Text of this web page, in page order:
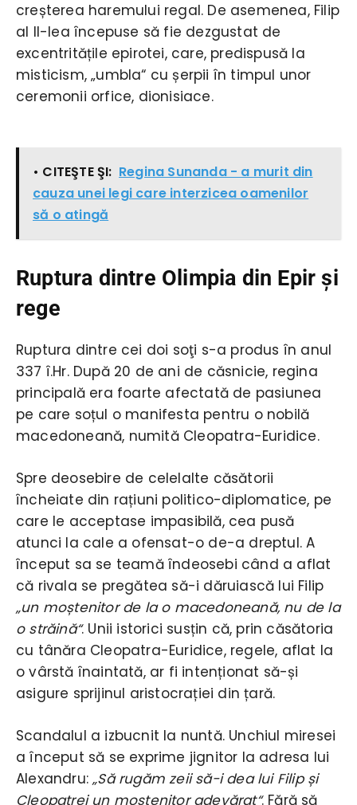
creșterea haremului regal. De asemenea, Filip
al II-lea începuse să fie dezgustat de
excentritățile epirotei, care, predispusă la
misticism, „umbla“ cu șerpii în timpul unor
ceremonii orfice, dionisiace.
• CITEŞTE ŞI: Regina Sunanda - a murit din
cauza unei legi care interzicea oamenilor
să o atingă
Ruptura dintre Olimpia din Epir şi
rege
Ruptura dintre cei doi soţi s-a produs în anul
337 î.Hr. După 20 de ani de căsnicie, regina
principală era foarte afectată de pasiunea
pe care soțul o manifesta pentru o nobilă
macedoneană, numită Cleopatra-Euridice.
Spre deosebire de celelalte căsătorii
încheiate din rațiuni politico-diplomatice, pe
care le acceptase impasibilă, cea pusă
atunci la cale a ofensat-o de-a dreptul. A
început sa se teamă îndeosebi când a aflat
că rivala se pregătea să-i dăruiască lui Filip
„un moștenitor de la o macedoneană, nu de la
o străină“. Unii istorici susțin că, prin căsătoria
cu tânăra Cleopatra-Euridice, regele, aflat la
o vârstă înaintată, ar fi intenționat să-și
asigure sprijinul aristocrației din țară.
Scandalul a izbucnit la nuntă. Unchiul miresei
a început să se exprime jignitor la adresa lui
Alexandru:„Să rugăm zeii să-i dea lui Filip și
Cleopatrei un moștenitor adevărat“. Fără să